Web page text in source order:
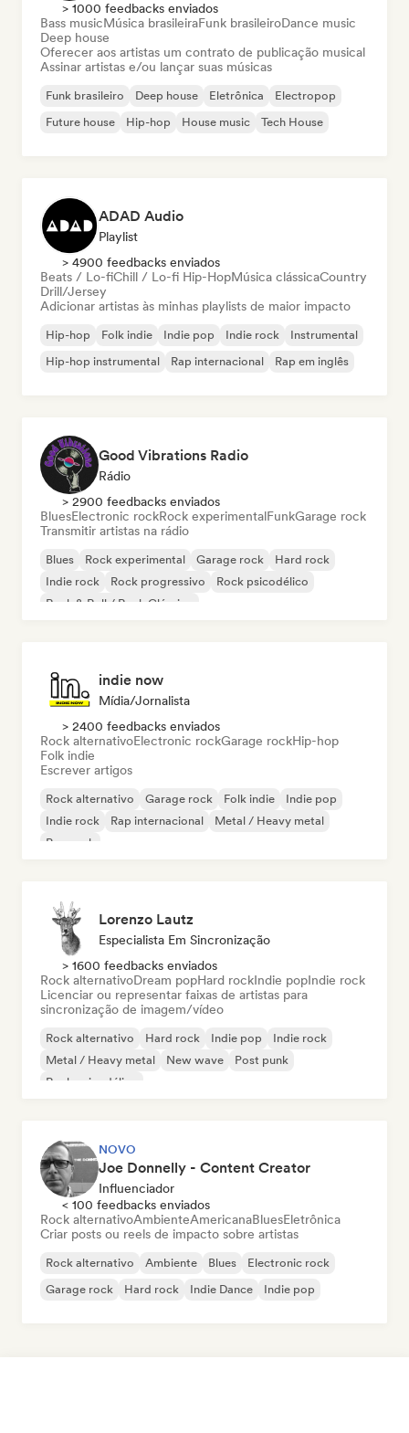
> 1000 feedbacks enviados
Bass musicMúsica brasileiraFunk brasileiroDance music
Deep house
Oferecer aos artistas um contrato de publicação musical
Assinar artistas e/ou lançar suas músicas
Funk brasileiro Deep house Eletrônica
Electropop
Future house
Hip-hop House music Tech House
ADAD Audio
Playlist
> 4900 feedbacks enviados
Beats / Lo-fiChill / Lo-fi Hip-HopMúsica clássicaCountry
Drill/Jersey
Adicionar artistas às minhas playlists de maior impacto
Hip-hop Folk indie Indie pop Indie rock
Instrumental
Hip-hop instrumental
Rap internacional Rap em inglês
Good Vibrations Radio
Rádio
> 2900 feedbacks enviados
BluesElectronic rockRock experimentalFunkGarage rock
Transmitir artistas na rádio
Blues Rock experimental Garage rock
Hard rock
Indie rock
Rock progressivo
Rock psicodélico
Rock & Roll / Rock Clássico
indie now
Mídia/Jornalista
> 2400 feedbacks enviados
Rock alternativoElectronic rockGarage rockHip-hop
Folk indie
Escrever artigos
Rock alternativo Garage rock Folk indie
Indie pop
Indie rock
Rap internacional
Metal / Heavy metal
Pop rock
Lorenzo Lautz
Especialista Em Sincronização
> 1600 feedbacks enviados
Rock alternativoDream popHard rockIndie popIndie rock
Licenciar ou representar faixas de artistas para
sincronização de imagem/vídeo
Rock alternativo Hard rock Indie pop
Indie rock
Metal / Heavy metal
New wave
Post punk
Rock psicodélico
NOVO
Joe Donnelly - Content Creator
Influenciador
< 100 feedbacks enviados
Rock alternativoAmbienteAmericanaBluesEletrônica
Criar posts ou reels de impacto sobre artistas
Rock alternativo Ambiente Blues
Electronic rock
Garage rock
Hard rock Indie Dance Indie pop